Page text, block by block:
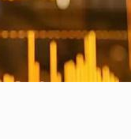
200.89 1.42%